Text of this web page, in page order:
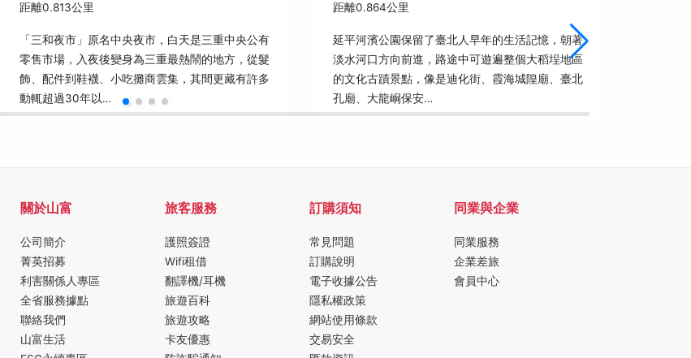
距離0.813公里
「三和夜市」原名中央夜市，白天是三重中央公有
零售市場，入夜後變身為三重最熱鬧的地方，從髮
飾、配件到鞋襪、小吃攤商雲集，其間更藏有許多
動輒超過30年以…
距離0.864公里
延平河濱公園保留了臺北人早年的生活記憶，朝著
淡水河口方向前進，路途中可遊遍整個大稻埕地區
的文化古蹟景點，像是迪化街、霞海城隍廟、臺北
孔廟、大龍峒保安…
關於山富
公司簡介
菁英招募
利害關係人專區
全省服務據點
聯絡我們
山富生活
旅客服務
護照簽證
Wifi租借
翻譯機/耳機
旅遊百科
旅遊攻略
卡友優惠
訂購須知
常見問題
訂購說明
電子收據公告
隱私權政策
網站使用條款
交易安全
同業與企業
同業服務
企業差旅
會員中心